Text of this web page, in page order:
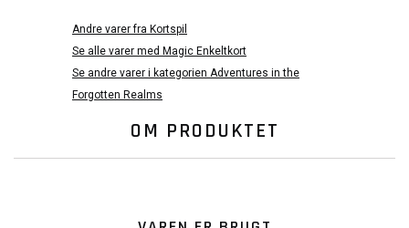
Andre varer fra Kortspil
Se alle varer med Magic Enkeltkort
Se andre varer i kategorien Adventures in the
Forgotten Realms
OM PRODUKTET